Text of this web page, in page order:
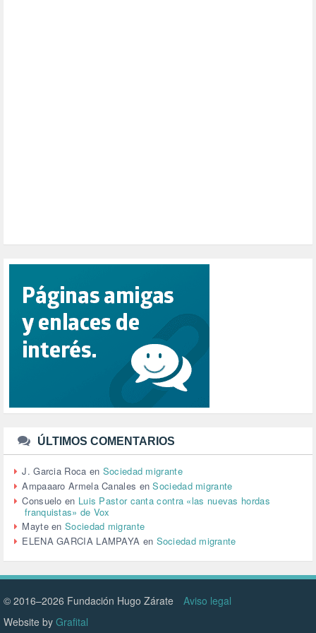
PUERTO DE VALENCIA (1)
RACISMO (1)
RELIGIÓN (114)
REPUBLICA (1)
SALUD (108)
SENSIBILIZACIÓN (576)
SINDICATOS (12)
TTIP (6)
URBANISMO (1)
URBANIZACIÓN (1)
VEJEZ (1)
VENEZUELA (3)
VENEZULA (1)
VIAJES (1)
VIOLENCIA (2)
VIOLENCIA DE GÉNERO (223)
VIVIENDA (9)
VOLODIMIR ZELENSKY (1)
ÚLTIMOS COMENTARIOS
J. Garcia Roca en Sociedad migrante
Ampaaaro Armela Canales enSociedad migrante
Consuelo en Luis Pastor canta contra «las nuevas hordas
franquistas» de Vox
MayteenSociedad migrante
ELENA GARCIA LAMPAYA en Sociedad migrante
© 2016–2026 Fundación Hugo Zárate
Aviso legal
Website by Grafital